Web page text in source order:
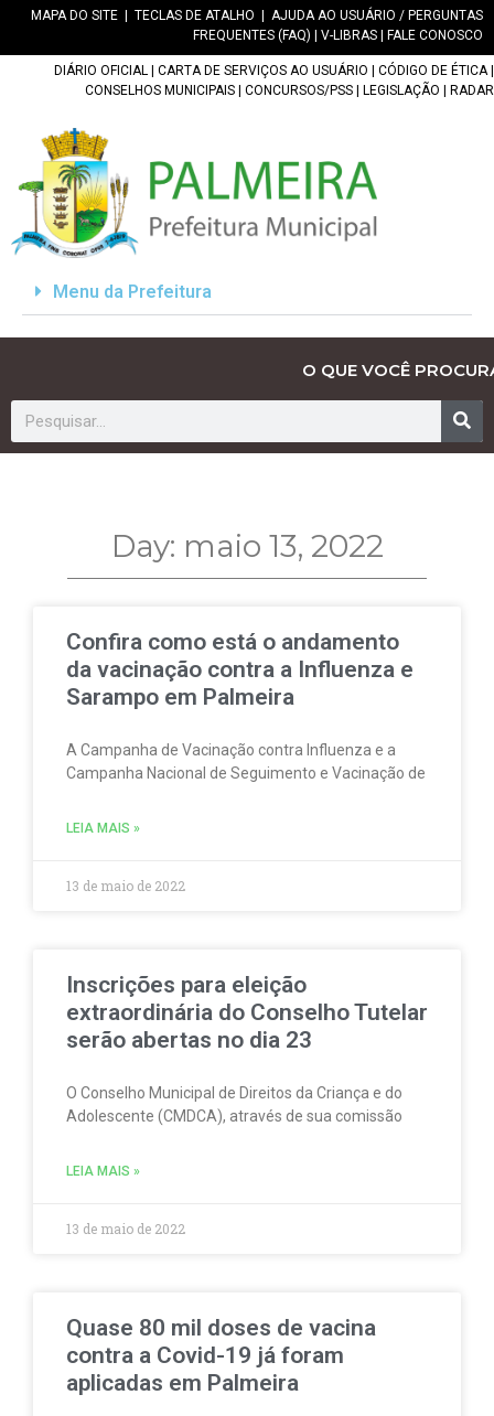
MAPA DO SITE TECLAS DE ATALHO
AJUDA AO USUÁRIO / PERGUNTAS
FREQUENTES (FAQ)
V-LIBRAS FALE CONOSCO
DIÁRIO OFICIAL CARTA DE SERVIÇOS AO USUÁRIO CÓDIGO DE ÉTICA|
CONSELHOS MUNICIPAIS
CONCURSOS/PSS LEGISLAÇÃO RADAR
Menu da Prefeitura
O QUE VOCÊ
Day: maio 13, 2022
Confira como está o andamento
da vacinação contra a Influenza e
Sarampo em Palmeira
A Campanha de Vacinação contra Influenza e a
Campanha Nacional de Seguimento e Vacinação de
LEIA MAIS »
13 de maio de 2022
Inscrições para eleição
extraordinária do Conselho Tutelar
serão abertas no dia 23
O Conselho Municipal de Direitos da Criança e do
Adolescente (CMDCA), através de sua comissão
LEIA MAIS »
13 de maio de 2022
Quase 80 mil doses de vacina
contra a Covid-19 já foram
aplicadas em Palmeira